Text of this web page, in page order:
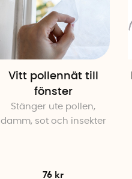
Vitt pollennät till
fönster
Stänger ute pollen,
damm, sot och insekter
76 kr